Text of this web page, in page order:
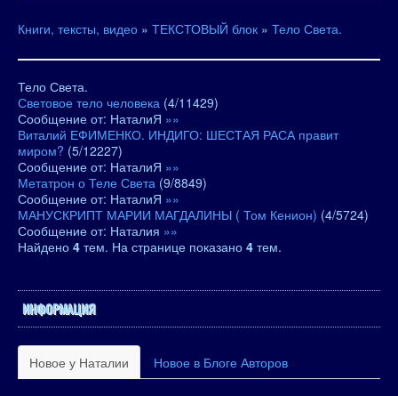
Книги, тексты, видео » ТЕКСТОВЫЙ блок » Тело Света.
Тело Света.
Световое тело человека (4/11429)
Сообщение от: НаталиЯ »»
Виталий ЕФИМЕНКО. ИНДИГО: ШЕСТАЯ РАСА правит
миром? (5/12227)
Сообщение от: НаталиЯ »»
Метатрон о Теле Света (9/8849)
Сообщение от: НаталиЯ »»
МАНУСКРИПТ МАРИИ МАГДАЛИНЫ ( Том Кенион) (4/5724)
Сообщение от: Наталия »»
Найдено 4 тем. На странице показано 4 тем.
ИНФОРМАЦИЯ
Новое у Наталии Новое в Блоге Авторов